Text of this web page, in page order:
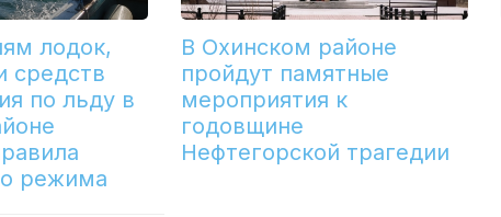
лодок,
средств
по льду в
режима
В Охинском районе
пройдут памятные
мероприятия к
годовщине
Нефтегорской трагедии